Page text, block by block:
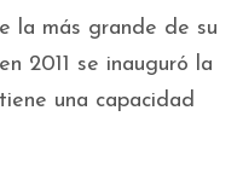
la más grande de su
2011 se inauguró la
una capacidad